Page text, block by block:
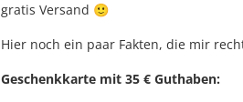
gratis Versand 🙂
Hier noch ein paar Fakten, die mir
Geschenkkarte mit 35 € Guthaben: